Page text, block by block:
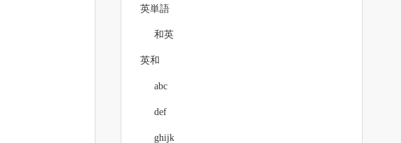
英単語
和英
英和
abc
def
ghijk